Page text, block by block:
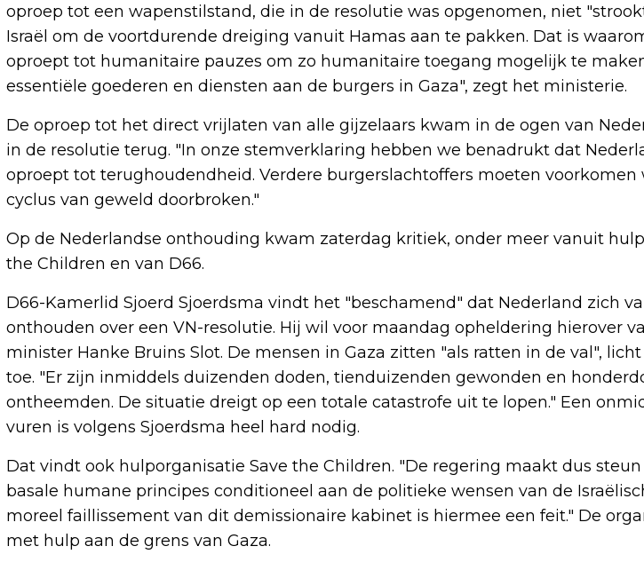
oproep tot een wapenstilstand, die in de resolutie was opgenomen, niet
Israël om de voortdurende dreiging vanuit Hamas aan te pakken. Dat is
oproept tot humanitaire pauzes om zo humanitaire toegang mogelijk te
essentiële goederen en diensten aan de burgers in Gaza", zegt het ministerie.
De oproep tot het direct vrijlaten van alle gijzelaars kwam in de ogen van
in de resolutie terug. "In onze stemverklaring hebben we benadrukt dat
oproept tot terughoudendheid. Verdere burgerslachtoffers moeten voorkomen
cyclus van geweld doorbroken."
Op de Nederlandse onthouding kwam zaterdag kritiek, onder meer vanuit
the Children en van D66.
D66-Kamerlid Sjoerd Sjoerdsma vindt het "beschamend" dat Nederland zich
onthouden over een VN-resolutie. Hij wil voor maandag opheldering hierover
minister Hanke Bruins Slot. De mensen in Gaza zitten "als ratten in de val",
toe. "Er zijn inmiddels duizenden doden, tienduizenden gewonden en
ontheemden. De situatie dreigt op een totale catastrofe uit te lopen." Een
vuren is volgens Sjoerdsma heel hard nodig.
Dat vindt ook hulporganisatie Save the Children. "De regering maakt dus
basale humane principes conditioneel aan de politieke wensen van de
moreel faillissement van dit demissionaire kabinet is hiermee een feit." De
met hulp aan de grens van Gaza.